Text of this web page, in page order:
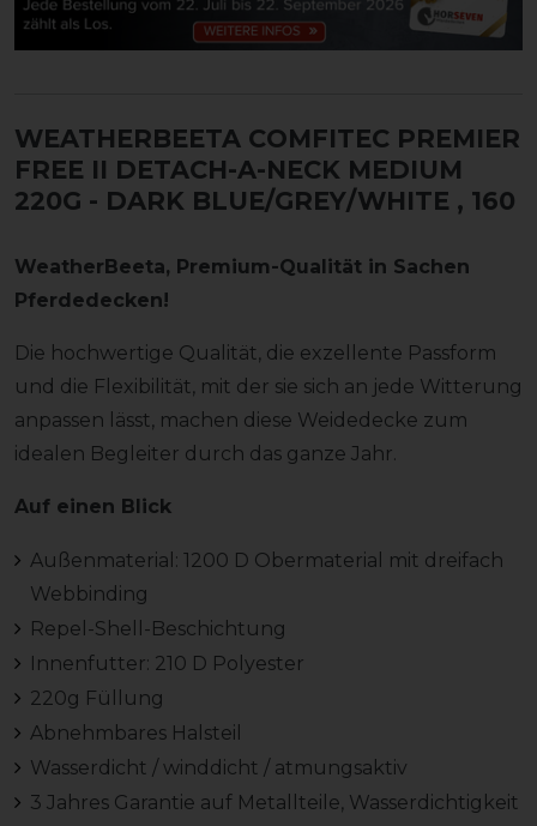
WEATHERBEETA COMFITEC PREMIER
FREE II DETACH-A-NECK MEDIUM
220G - DARK BLUE/GREY/WHITE , 160
WeatherBeeta, Premium-Qualität in Sachen
Pferdedecken!
Die hochwertige Qualität, die exzellente Passform
und die Flexibilität, mit der sie sich an jede Witterung
anpassen lässt, machen diese Weidedecke zum
idealen Begleiter durch das ganze Jahr.
Auf einen Blick
Außenmaterial: 1200 D Obermaterial mit dreifach
Webbinding
Repel-Shell-Beschichtung
Innenfutter: 210 D Polyester
220g Füllung
Abnehmbares Halsteil
Wasserdicht / winddicht / atmungsaktiv
3 Jahres Garantie auf Metallteile, Wasserdichtigkeit